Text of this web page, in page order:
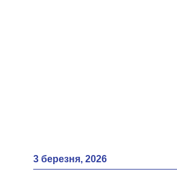
3 березня, 2026